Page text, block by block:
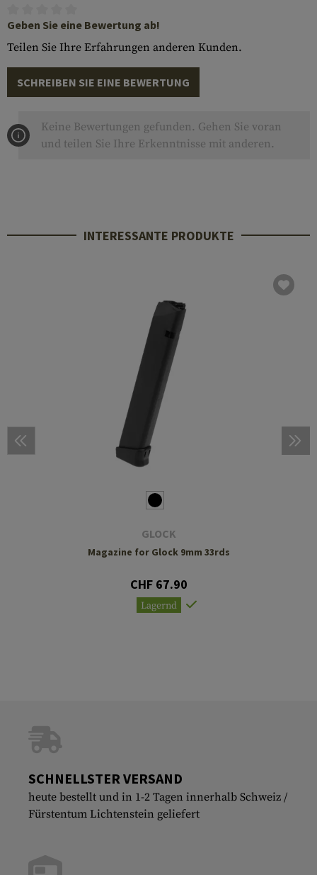
Geben Sie eine Bewertung ab!
Teilen Sie Ihre Erfahrungen anderen Kunden.
SCHREIBEN SIE EINE BEWERTUNG
Keine Bewertungen gefunden. Gehen Sie voran
und teilen Sie Ihre Erkenntnisse mit anderen.
INTERESSANTE PRODUKTE
GLOCK
Magazine for Glock 9mm 33rds
CHF 67.90
Lagernd
SCHNELLSTER VERSAND
heute bestellt und in 1-2 Tagen innerhalb Schweiz /
Fürstentum Lichtenstein geliefert